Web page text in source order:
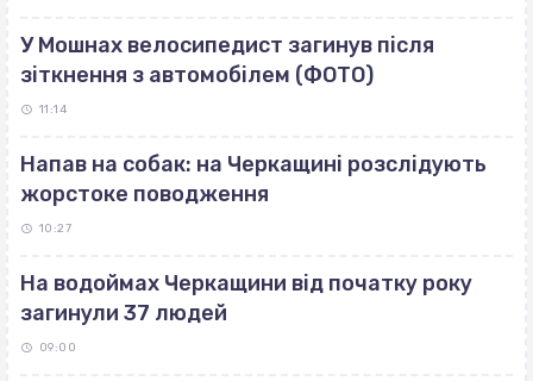
У Мошнах велосипедист загинув після
зіткнення з автомобілем (ФОТО)
11:14
Напав на собак: на Черкащині розслідують
жорстоке поводження
10:27
На водоймах Черкащини від початку року
загинули 37 людей
09:00